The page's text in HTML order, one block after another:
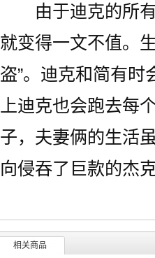
由于迪克的所有
就变得一文不值。
盗”。迪克和简有
上迪克也会跑去每
子，夫妻俩的生活
向侵吞了巨款的杰
相关商品